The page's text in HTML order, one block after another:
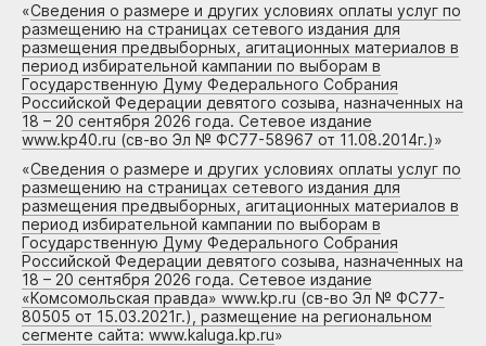
«Сведения о размере и других условиях оплаты услуг по
размещению на страницах сетевого издания для
размещения предвыборных, агитационных материалов в
период избирательной кампании по выборам в
Государственную Думу Федерального Собрания
Российской Федерации девятого созыва, назначенных на
18 – 20 сентября 2026 года. Сетевое издание
www.kp40.ru (св-во Эл № ФС77-58967 от 11.08.2014г.)»
«Сведения о размере и других условиях оплаты услуг по
размещению на страницах сетевого издания для
размещения предвыборных, агитационных материалов в
период избирательной кампании по выборам в
Государственную Думу Федерального Собрания
Российской Федерации девятого созыва, назначенных на
18 – 20 сентября 2026 года. Сетевое издание
«Комсомольская правда» www.kp.ru (св-во Эл № ФС77-
80505 от 15.03.2021г.), размещение на региональном
сегменте сайта: www.kaluga.kp.ru»